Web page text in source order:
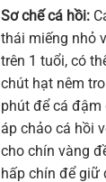
Sơ chế cá hồi:
thái miếng nhỏ
trên 1 tuổi, có
chút hạt nêm
phút để cá đậm
áp chảo cá hồi
cho chín vàng
hấp chín để giữ